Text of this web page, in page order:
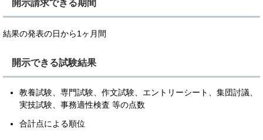
開示請求できる期間
結果の発表の日から1ヶ月間
開示できる試験結果
教養試験、専門試験、作文試験、エントリーシート、集団討議、
実技試験、事務適性検査 等の点数
合計点による順位